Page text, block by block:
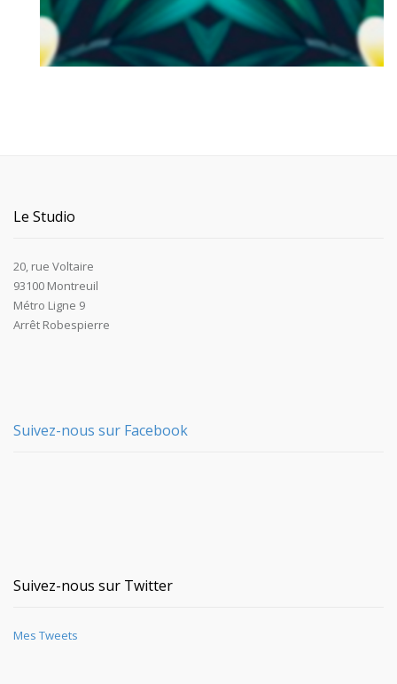
Le Studio
20, rue Voltaire
93100 Montreuil
Métro Ligne 9
Arrêt Robespierre
Suivez-nous sur Facebook
Suivez-nous sur Twitter
Mes Tweets